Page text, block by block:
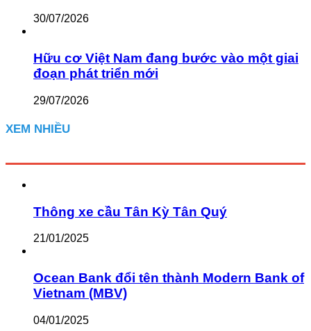
30/07/2026
Hữu cơ Việt Nam đang bước vào một giai
đoạn phát triển mới
29/07/2026
XEM NHIỀU
Thông xe cầu Tân Kỳ Tân Quý
21/01/2025
Ocean Bank đổi tên thành Modern Bank of
Vietnam (MBV)
04/01/2025